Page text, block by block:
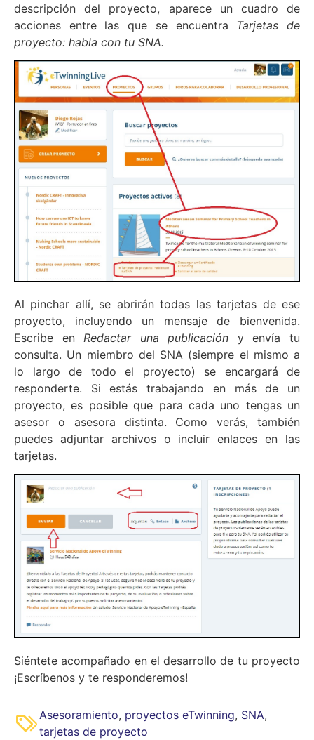
descripción del proyecto, aparece un cuadro de
acciones entre las que se encuentra Tarjetas de
proyecto: habla con tu SNA.
Al pinchar allí, se abrirán todas las tarjetas de ese
proyecto, incluyendo un mensaje de bienvenida.
Escribe enRedactar una publicación y envía tu
consulta. Un miembro del SNA (siempre el mismo a
lo largo de todo el proyecto) se encargará de
responderte. Si estás trabajando en más de un
proyecto, es posible que para cada uno tengas un
asesor o asesora distinta. Como verás, también
puedes adjuntar archivos o incluir enlaces en las
tarjetas.
Siéntete acompañado en el desarrollo de tu proyecto
¡Escríbenos y te responderemos!
Asesoramiento, proyectos eTwinning, SNA,
tarjetas de proyecto